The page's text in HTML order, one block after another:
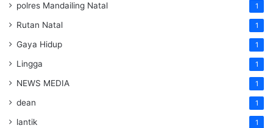
polres Mandailing Natal 1
Rutan Natal 1
Gaya Hidup 1
Lingga 1
NEWS MEDIA 1
dean 1
lantik 1